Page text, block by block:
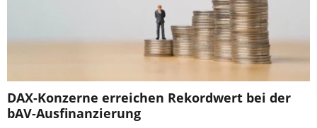
DAX-Konzerne erreichen Rekordwert bei der
bAV-Ausfinanzierung